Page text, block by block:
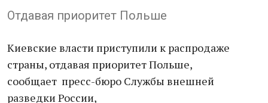
Отдавая приоритет Польше
Киевские власти приступили к распродаже
страны, отдавая приоритет Польше,
сообщает пресс-бюро Службы внешней
разведки России,